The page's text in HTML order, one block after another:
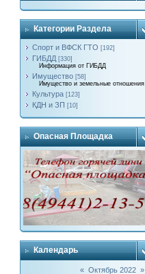
Категории Раздела
Спорт и ВФСК ГТО [192]
ГИБДД [330]
Информация от ГИБДД
Имущество [58]
Имущество и земельные отношения
Культура [123]
КДН и ЗП [10]
Опасная Площадка
Календарь
« Октябрь 2022 »